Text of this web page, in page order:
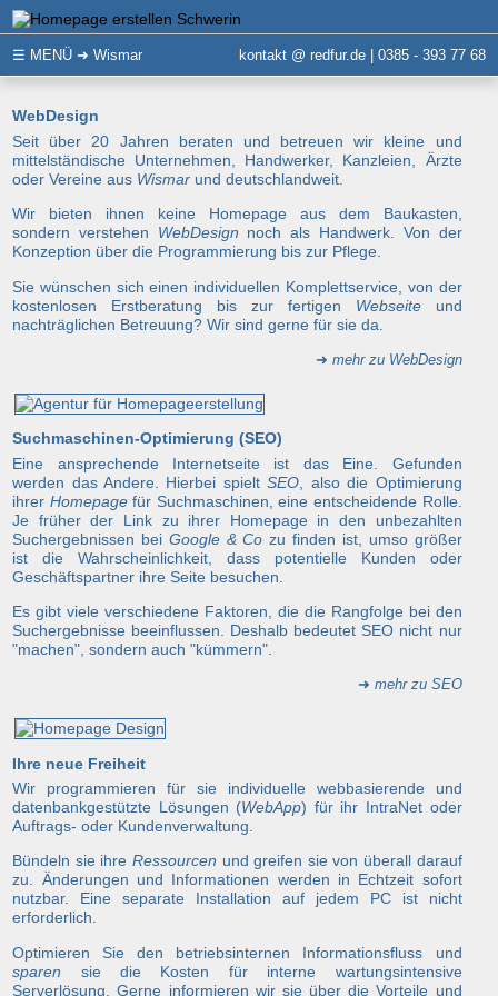
☰ MENÜ ➜ Wismar kontakt @ redfur.de | 0385 - 393 77 68
WebDesign
Seit über 20 Jahren beraten und betreuen wir kleine und
mittelständische Unternehmen, Handwerker, Kanzleien, Ärzte
oder Vereine aus Wismar und deutschlandweit.
Wir bieten ihnen keine Homepage aus dem Baukasten,
sondern verstehen WebDesign noch als Handwerk. Von der
Konzeption über die Programmierung bis zur Pflege.
Sie wünschen sich einen individuellen Komplettservice, von der
kostenlosen Erstberatung bis zur fertigen Webseiteund
nachträglichen Betreuung? Wir sind gerne für sie da.
➜ mehr zu WebDesign
Suchmaschinen-Optimierung (SEO)
Eine ansprechende Internetseite ist das Eine. Gefunden
werden das Andere. Hierbei spieltSEO , also die Optimierung
ihrer Homepagefür Suchmaschinen, eine entscheidende Rolle.
Je früher der Link zu ihrer Homepage in den unbezahlten
Suchergebnissen bei Google & Co zu finden ist, umso größer
ist die Wahrscheinlichkeit, dass potentielle Kunden oder
Geschäftspartner ihre Seite besuchen.
Es gibt viele verschiedene Faktoren, die die Rangfolge bei den
Suchergebnisse beeinflussen. Deshalb bedeutet SEO nicht nur
"machen", sondern auch "kümmern".
➜ mehr zu SEO
Ihre neue Freiheit
Wir programmieren für sie individuelle webbasierende und
datenbankgestützte Lösungen (WebApp) für ihr IntraNet oder
Auftrags- oder Kundenverwaltung.
Bündeln sie ihre Ressourcen und greifen sie von überall darauf
zu. Änderungen und Informationen werden in Echtzeit sofort
nutzbar. Eine separate Installation auf jedem PC ist nicht
erforderlich.
Optimieren Sie den betriebsinternen Informationsfluss und
sparen sie die Kosten für interne wartungsintensive
Serverlösung. Gerne informieren wir sie über die Vorteile und